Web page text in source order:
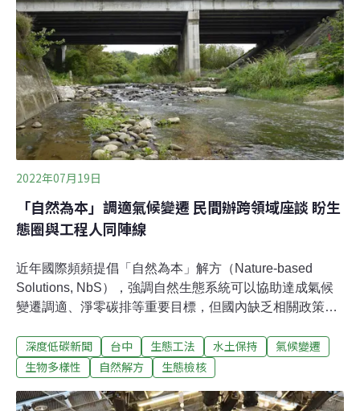
浴間、廁所、管理室等設施都是露營場所需，「有露營場
就可能有污水排放問題」，有建物就應申請開發，否則只
怕成為各憑本事的良心事業。修法放寬農牧、林業用地 1
公頃小型露營場可合法化全國高達七成位於農牧和林業用
地的露營場，因過去法規尚未納入「露營」為農牧用地的
容許使用項目，僅有稍微相近的「休閒農業設施」，因此
陷入定位未明、無法可管的窘境。2021年3月行政院指定
觀光局為露營場地主責機關，經過跨部會協商，今年7月
內政部修正「非都市土地使用管制規則」（簡稱「
2022年07月19日
「自然為本」調適氣候變遷 民間辦跨領域座談 盼生
態圈與工程人同陣線
近年國際頻頻提倡「自然為本」解方（Nature-based
Solutions, NbS），強調自然生態系統可以協助達成氣候
變遷調適、淨零碳排等重要目標，但國內缺乏相關政策與
溝通隔閡、成效不彰，無法建立全尺度的規劃。台灣河溪
網等生態團體16日邀集產官學界、立委洪申翰等人舉辦
域實務合作宣言」，遞交給國家發展委員會與公共工程委
深度低碳新聞 台中 生態工法 水土保持
氣候變遷
生物多樣性
自然解方 生態檢核